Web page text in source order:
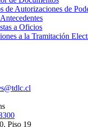
de Autorizaciones de
a Oficios
a la Tramitación
Piso 19